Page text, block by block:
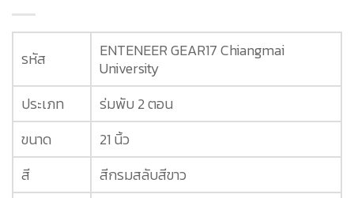
รหัส
ENTENEER GEAR17 Chiangmai
University
ประเภท
ร่มพับ 2 ตอน
ขนาด
21 นิ้ว
สี
สีกรมสลับสีขาว